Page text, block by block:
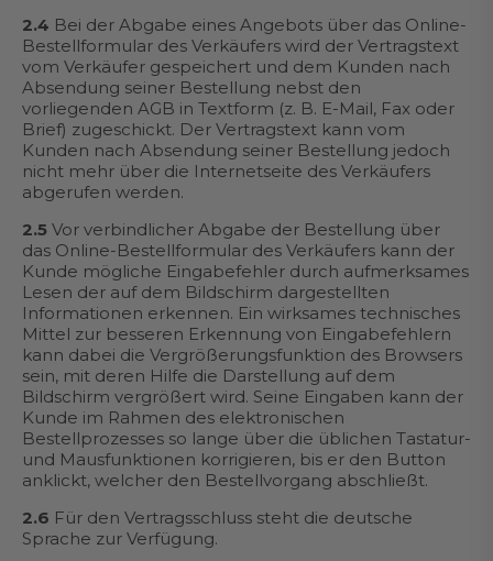
2.4 Bei der Abgabe eines Angebots über das Online-
Bestellformular des Verkäufers wird der Vertragstext
vom Verkäufer gespeichert und dem Kunden nach
Absendung seiner Bestellung nebst den
vorliegenden AGB in Textform (z. B. E-Mail, Fax oder
Brief) zugeschickt. Der Vertragstext kann vom
Kunden nach Absendung seiner Bestellung jedoch
nicht mehr über die Internetseite des Verkäufers
abgerufen werden.
2.5 Vor verbindlicher Abgabe der Bestellung über
das Online-Bestellformular des Verkäufers kann der
Kunde mögliche Eingabefehler durch aufmerksames
Lesen der auf dem Bildschirm dargestellten
Informationen erkennen. Ein wirksames technisches
Mittel zur besseren Erkennung von Eingabefehlern
kann dabei die Vergrößerungsfunktion des Browsers
sein, mit deren Hilfe die Darstellung auf dem
Bildschirm vergrößert wird. Seine Eingaben kann der
Kunde im Rahmen des elektronischen
Bestellprozesses so lange über die üblichen Tastatur-
und Mausfunktionen korrigieren, bis er den Button
anklickt, welcher den Bestellvorgang abschließt.
2.6 Für den Vertragsschluss steht die deutsche
Sprache zur Verfügung.